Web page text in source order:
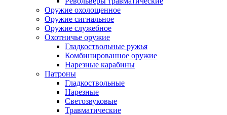
Оружие охолощенное
Оружие сигнальное
Оружие служебное
Охотничье оружие
Гладкоствольные ружья
Комбинированное оружие
Нарезные карабины
Патроны
Гладкоствольные
Нарезные
Светозвуковые
Травматические